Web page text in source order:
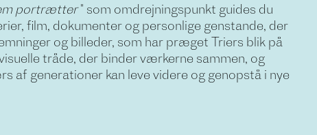
portrætter" som omdrejningspunkt guides du
film, dokumenter og personlige genstande, der
og billeder, som har præget Triers blik på
tråde, der binder værkerne sammen, og
af generationer kan leve videre og genopstå i nye